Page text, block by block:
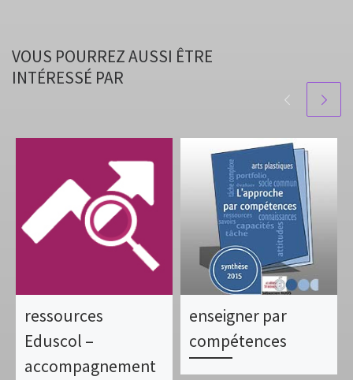
VOUS POURREZ AUSSI ÊTRE
INTÉRESSÉ PAR
ressources
Eduscol –
accompagnement
enseigner par
compétences